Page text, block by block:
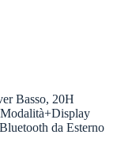
Basso, 20H
da Esterno